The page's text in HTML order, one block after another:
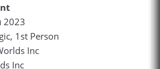
2023
1st Person
Inc
Inc